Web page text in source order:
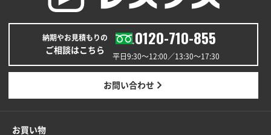
青森県K社様
ワンポイントポリ袋 A4サイズ1000枚
2025年12月24日 13:22
安い
ワンポイント箔押し紙袋 M横サイズ(A4対応)100
2025年12月22日 03:31
納期やお見積もりの
ご相談はこちら
0120-710-855
平日9:30〜12:00／13:30〜17:30
お問い合わせ
お買い物